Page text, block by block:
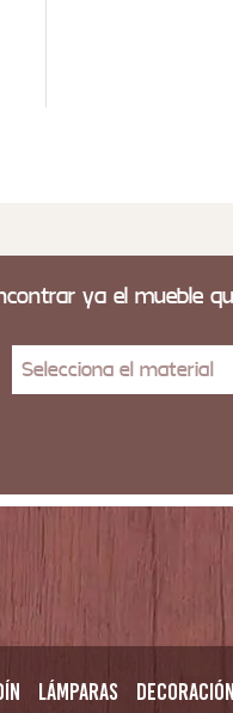
ya el mueble
Selecciona el material
Lámparas Decoración